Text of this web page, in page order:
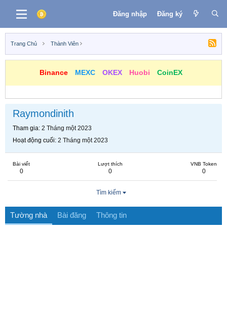
Đăng nhập Đăng ký
Trang Chủ Thành Viên
Binance MEXC OKEX Huobi CoinEX
Raymondinith
Tham gia 2 Tháng một 2023
Hoạt động cuối 2 Tháng một 2023
Bài viết
0
Lượt thích
0
VNB Token
0
Tìm kiếm
Tường nhà Bài đăng Thông tin